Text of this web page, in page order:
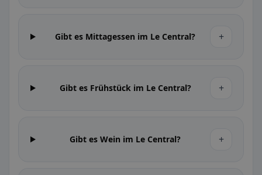
Gibt es Mittagessen im Le Central? +
Gibt es Frühstück im Le Central? +
Gibt es Wein im Le Central? +